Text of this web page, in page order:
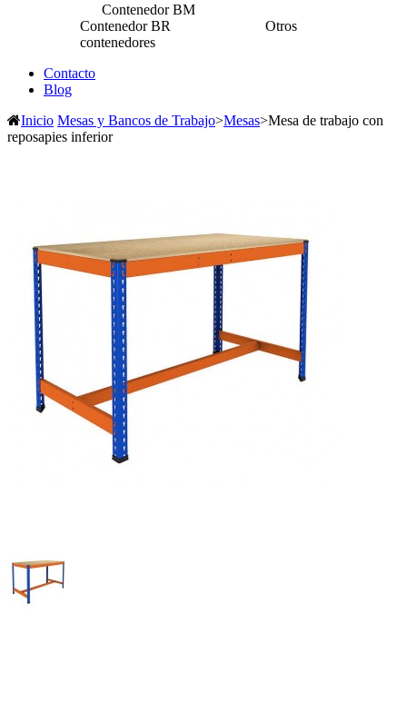
Contenedor BM
Contenedor BR Otros
contenedores
Contacto
Blog
Inicio Mesas y Bancos de Trabajo>Mesas>Mesa de trabajo con
reposapies inferior